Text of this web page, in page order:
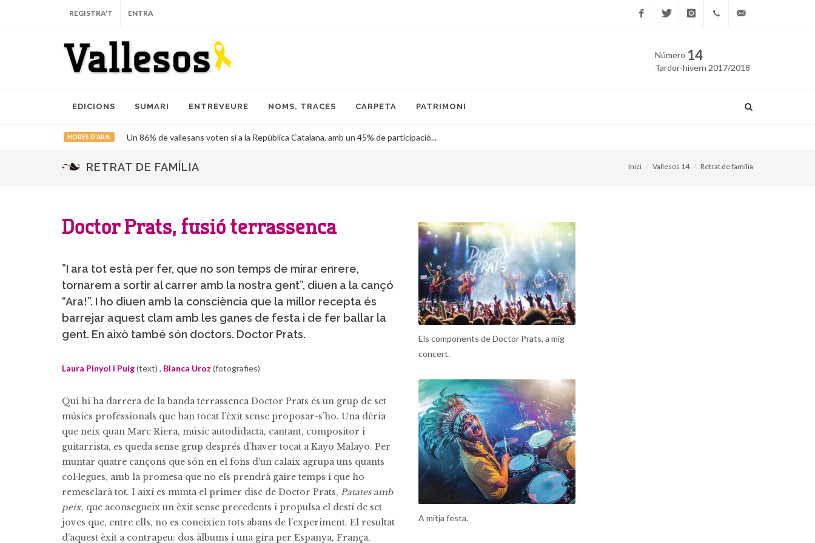
REGISTRA'T ENTRA
40 40
Número 14
Tardor-hivern 2017/2018
EDICIONS SUMARI ENTREVEURE NOMS, TRACES CARPETA PATRIMONI
HORES D'ARA: Un 86% de vallesans voten sí a la República Catalana, amb un 45% de participació...
RETRAT DE FAMÍLIA Inici Vallesos 14 Retrat de família
Doctor Prats, fusió terrassenca
”I ara tot està per fer, que no son temps de mirar enrere,
tornarem a sortir al carrer amb la nostra gent”, diuen a la cançó
“Ara!”. I ho diuen amb la consciència que la millor recepta és
barrejar aquest clam amb les ganes de festa i de fer ballar la
gent. En això també són doctors. Doctor Prats.
Laura Pinyol i Puig(text) , Blanca Uroz (fotografies)
Qui hi ha darrera de la banda terrassenca Doctor Prats és un grup de set
músics professionals que han tocat l’èxit sense proposar-s’ho. Una dèria
que neix quan Marc Riera, músic autodidacta, cantant, compositor i
guitarrista, es queda sense grup després d’haver tocat a Kayo Malayo. Per
muntar quatre cançons que són en el fons d’un calaix agrupa uns quants
col·legues, amb la promesa que no els prendrà gaire temps i que ho
remesclarà tot. I així es munta el primer disc de Doctor Prats, Patates amb
peix, que aconsegueix un èxit sense precedents i propulsa el destí de set
joves que, entre ells, no es coneixien tots abans de l’experiment. El resultat
d’aquest èxit a contrapeu: dos àlbums i una gira per Espanya, França,
Els components de Doctor Prats, a mig
concert.
A mitja festa.